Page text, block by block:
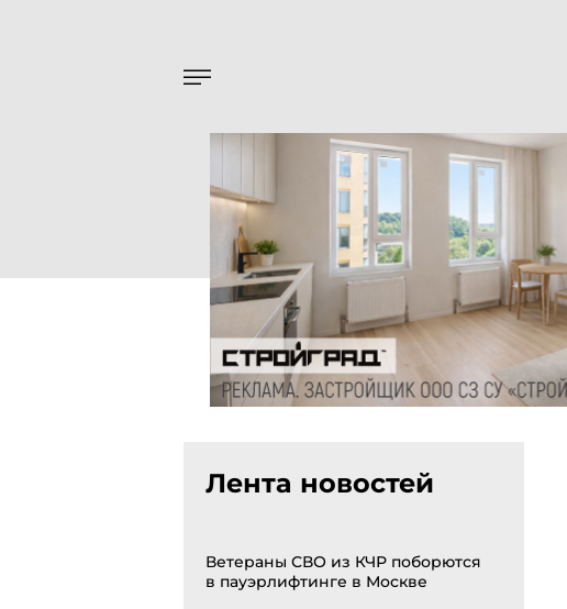
Лента новостей
Ветераны СВО из КЧР поборются
в пауэрлифтинге в Москве